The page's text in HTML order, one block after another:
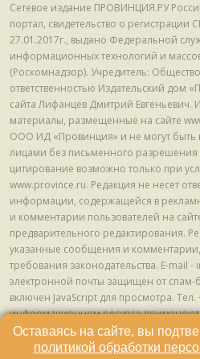
Сетевое издание ПРОВИНЦИЯ.РУ
портал, свидетельство о
27.01.2017г., выдано Федеральной
информационных технологий и
(Роскомнадзор). Учредитель:
ответственностью Издательский дом
сайта Лифанцев Дмитрий Евгеньевич.
материалы, размещенные на сайте
ООО ИД «Провинция» и не могут быть
лицами без письменного разрешения
цитирование возможно только при
www.province.ru. Редакция не несет
информации, содержащейся в
и комментарии пользователей на
предварительного редактирования.
указанные сообщения и
требования законодательства. E-mail
электронной почты защищен от спам-
включен JavaScript для просмотра. Tел.
информационном ресурсе
технологии (информационные
информации на основе сбора,
Оставаясь на сайте, вы
политикой обработки